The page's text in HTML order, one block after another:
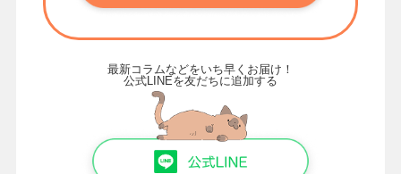
最新コラムなどをいち早くお届け！
公式LINEを友だちに追加する